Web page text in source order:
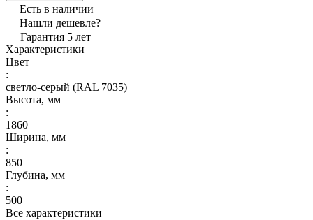
Есть в наличии
Нашли дешевле?
Гарантия 5 лет
Характеристики
Цвет
:
светло-серый (RAL 7035)
Высота, мм
:
1860
Ширина, мм
:
850
Глубина, мм
:
500
Все характеристики